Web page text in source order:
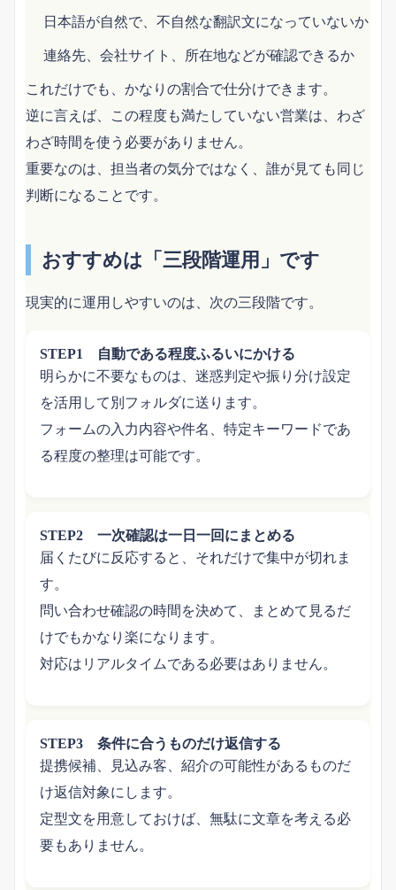
日本語が自然で、不自然な翻訳文になっていないか
連絡先、会社サイト、所在地などが確認できるか
これだけでも、かなりの割合で仕分けできます。
逆に言えば、この程度も満たしていない営業は、わざ
わざ時間を使う必要がありません。
重要なのは、担当者の気分ではなく、誰が見ても同じ
判断になることです。
おすすめは「三段階運用」です
現実的に運用しやすいのは、次の三段階です。
STEP1 自動である程度ふるいにかける
明らかに不要なものは、迷惑判定や振り分け設定
を活用して別フォルダに送ります。
フォームの入力内容や件名、特定キーワードであ
る程度の整理は可能です。
STEP2 一次確認は一日一回にまとめる
届くたびに反応すると、それだけで集中が切れま
す。
問い合わせ確認の時間を決めて、まとめて見るだ
けでもかなり楽になります。
対応はリアルタイムである必要はありません。
STEP3 条件に合うものだけ返信する
提携候補、見込み客、紹介の可能性があるものだ
け返信対象にします。
定型文を用意しておけば、無駄に文章を考える必
要もありません。